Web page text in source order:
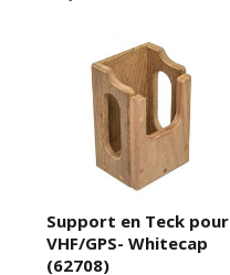
Support en Teck pour
VHF/GPS- Whitecap
(62708)